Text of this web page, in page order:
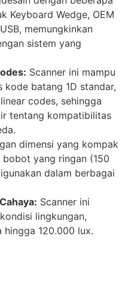
Keyboard Wedge, OEM
memungkinkan
sistem yang
Scanner ini mampu
kode batang 1D standar,
codes, sehingga
tentang kompatibilitas
dimensi yang kompak
bobot yang ringan (150
dalam berbagai
Scanner ini
lingkungan,
120.000 lux.